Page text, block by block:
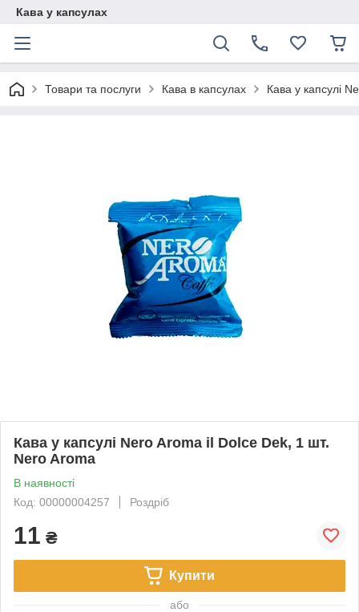
Кава у капсулах
Товари та послуги Кава в капсулах Кава у капсулі
Кава у капсулі Nero Aroma il Dolce Dek, 1 шт.
Nero Aroma
В наявності
Код: 00000004257
Роздріб
11 ₴
Купити
або